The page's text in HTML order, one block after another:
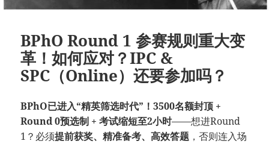
BPhO Round 1 参赛规则重大变
革！如何应对？IPC &
SPC（Online）还要参加吗？
BPhO已进入“精英筛选时代”！3500名额封顶 +
Round 0预选制 + 考试缩短至2小时——想进Round
1？必须提前获奖、精准备考、高效答题 ，否则连入场